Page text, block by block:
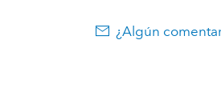
¿Algún